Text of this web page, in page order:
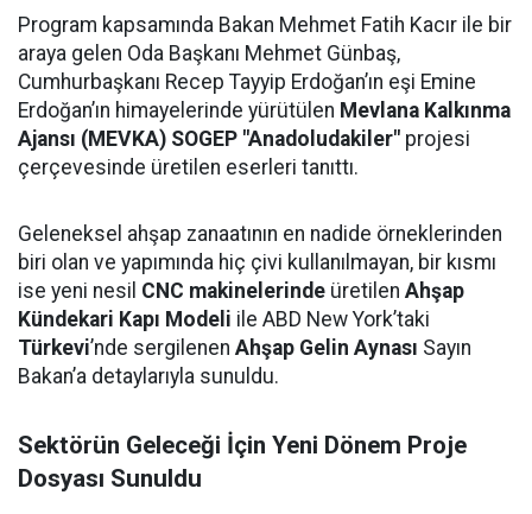
Program kapsamında Bakan Mehmet Fatih Kacır ile bir
araya gelen Oda Başkanı Mehmet Günbaş,
Cumhurbaşkanı Recep Tayyip Erdoğan’ın eşi Emine
Erdoğan’ın himayelerinde yürütülen Mevlana Kalkınma
Ajansı (MEVKA) SOGEP "Anadoludakiler" projesi
çerçevesinde üretilen eserleri tanıttı.
Geleneksel ahşap zanaatının en nadide örneklerinden
biri olan ve yapımında hiç çivi kullanılmayan, bir kısmı
ise yeni nesil CNC makinelerinde üretilen Ahşap
Kündekari Kapı Modeli ile ABD New York’taki
Türkevi’nde sergilenen Ahşap Gelin Aynası Sayın
Bakan’a detaylarıyla sunuldu.
Sektörün Geleceği İçin Yeni Dönem Proje
Dosyası Sunuldu